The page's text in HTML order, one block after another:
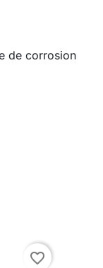
de corrosion
favorite_border